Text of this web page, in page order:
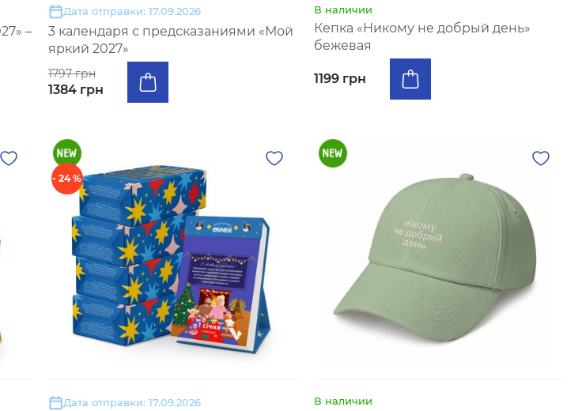
–
Дата отправки: 17.09.2026
3 календаря с предсказаниями «Мой
яркий 2027»
1797 грн
1384 грн
В наличии
Кепка «Никому не добрый день»
бежевая
1199 грн
- 24 %
Дата отправки: 17.09.2026 В наличии